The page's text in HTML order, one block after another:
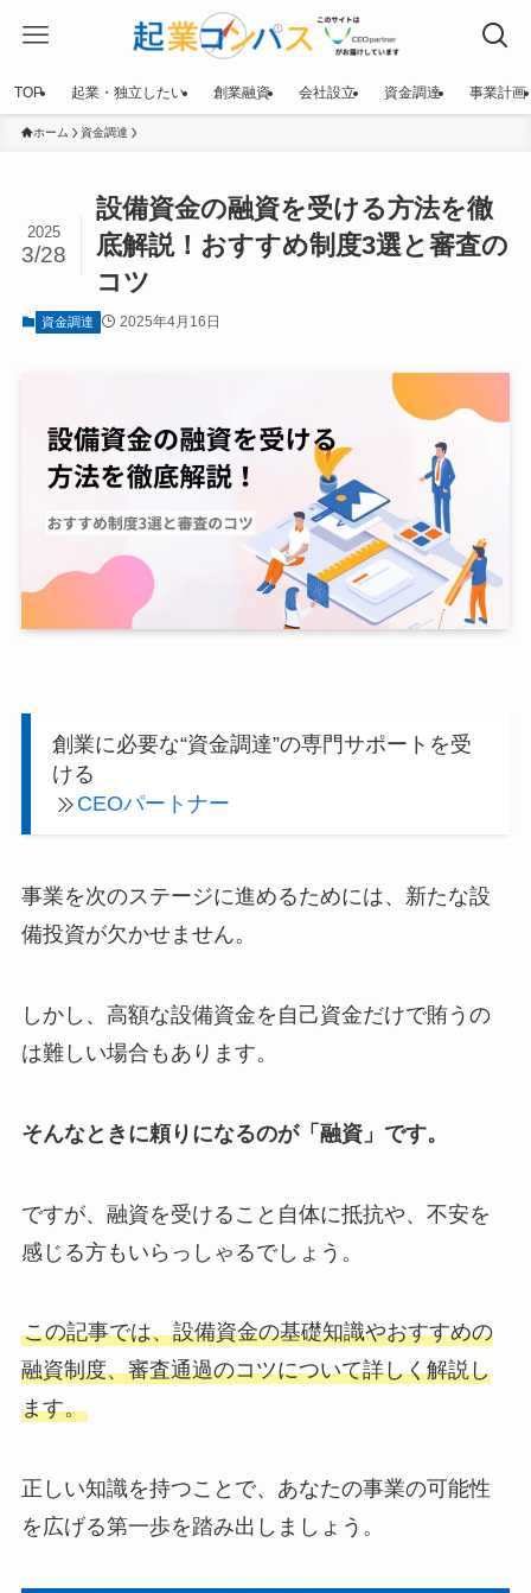
TOP 起業・独立したい 創業融資 会社設立 資金調達 事業計画
ホーム 資金調達
設備資金の融資を受ける方法を徹
底解説！おすすめ制度3選と審査の
コツ
2025
3/28
資金調達 2025年4月16日
創業に必要な“資金調達”の専門サポートを受
ける
CEOパートナー
事業を次のステージに進めるためには、新たな設
備投資が欠かせません。
しかし、高額な設備資金を自己資金だけで賄うの
は難しい場合もあります。
そんなときに頼りになるのが「融資」です。
ですが、融資を受けること自体に抵抗や、不安を
感じる方もいらっしゃるでしょう。
この記事では、設備資金の基礎知識やおすすめの
融資制度、審査通過のコツについて詳しく解説し
ます。
正しい知識を持つことで、あなたの事業の可能性
を広げる第一歩を踏み出しましょう。